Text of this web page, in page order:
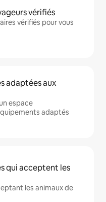
vérifiés
vérifiés pour vous
adaptées aux
espace
adaptés
qui acceptent les
les animaux de